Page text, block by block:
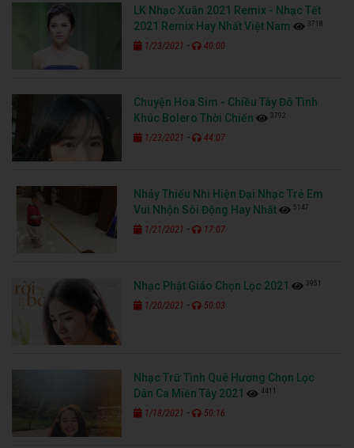
LK Nhạc Xuân 2021 Remix - Nhạc Tết
2021 Remix Hay Nhất Việt Nam
3718
1/23/2021 - 40:00
Chuyện Hoa Sim - Chiều Tây Đô Tình
Khúc Bolero Thời Chiến
3792
1/23/2021 - 44:07
Nhảy Thiếu Nhi Hiện Đại Nhạc Trẻ Em
Vui Nhộn Sôi Động Hay Nhất
5147
1/21/2021 - 17:07
Nhạc Phật Giáo Chọn Lọc 2021 3951
1/20/2021 - 50:03
Nhạc Trữ Tình Quê Hương Chọn Lọc
Dân Ca Miền Tây 2021
4411
1/18/2021 - 50:16